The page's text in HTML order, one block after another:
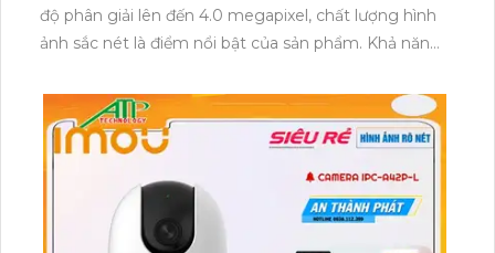
độ phân giải lên đến 4.0 megapixel, chất lượng hình
ảnh sắc nét là điểm nổi bật của sản phẩm. Khả năng
giúp quan sát dễ dàng ngay cả khi trời tối. Thiết bị
được trang bị công nghệ IP Wifi tiên tiến, không
giảm chất lượng hình ảnh, đồng thời có khả năng
Thu Âm và Loa rõ ràng, giúp theo dõi và giao tiếp dễ
dàng. Việc lắp đặt camera này tại gia đình hay căn hộ
giúp bạn an tâm hơn về an ninh, đặc biệt với khả